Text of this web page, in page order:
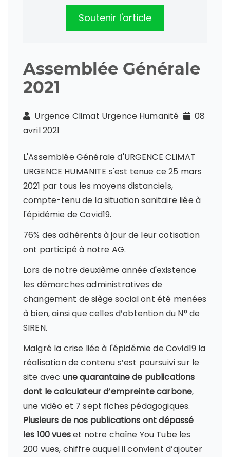
Soutenir l'article
Assemblée Générale
2021
Urgence Climat Urgence Humanité
08
avril 2021
L'Assemblée Générale d'URGENCE CLIMAT
URGENCE HUMANITE s'est tenue ce 25 mars
2021 par tous les moyens distanciels,
compte-tenu de la situation sanitaire liée à
l'épidémie de Covid19.
76% des adhérents à jour de leur cotisation
ont participé à notre AG.
Lors de notre deuxième année d'existence
les démarches administratives de
changement de siège social ont été menées
à bien, ainsi que celles d’obtention du N° de
SIREN.
Malgré la crise liée à l'épidémie de Covid19 la
réalisation de contenu s’est poursuivi sur le
site avec une quarantaine de publications
dont le calculateur d’empreinte carbone,
une vidéo et 7 sept fiches pédagogiques.
Plusieurs de nos publications ont dépassé
les 100 vueset notre chaîne You Tube les
200 vues, chiffre auquel il convient d’ajouter